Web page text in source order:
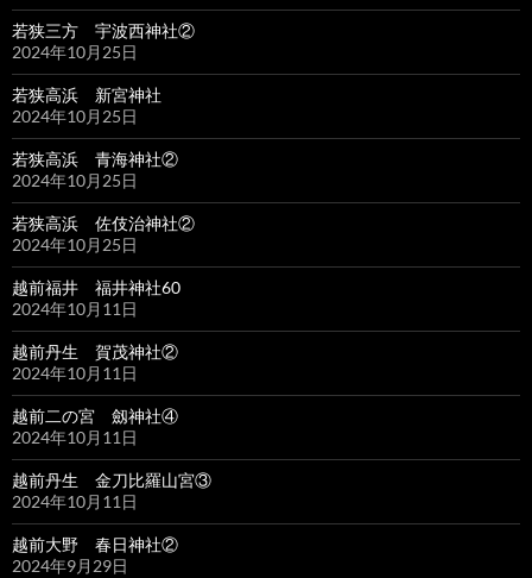
若狭三方 宇波西神社②
2024年10月25日
若狭高浜 新宮神社
2024年10月25日
若狭高浜 青海神社②
2024年10月25日
若狭高浜 佐伎治神社②
2024年10月25日
越前福井 福井神社60
2024年10月11日
越前丹生 賀茂神社②
2024年10月11日
越前二の宮 劔神社④
2024年10月11日
越前丹生 金刀比羅山宮③
2024年10月11日
越前大野 春日神社②
2024年9月29日